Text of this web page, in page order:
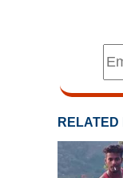
RELATED